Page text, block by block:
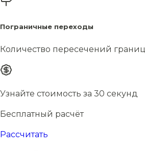
Пограничные переходы
Количество пересечений границ
Узнайте стоимость за 30 секунд
Бесплатный расчёт
Рассчитать